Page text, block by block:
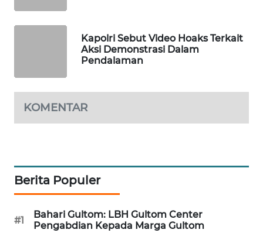
Kapolri Sebut Video Hoaks Terkait
Aksi Demonstrasi Dalam
Pendalaman
KOMENTAR
Berita Populer
#1
Bahari Gultom: LBH Gultom Center
Pengabdian Kepada Marga Gultom
FORWAMKI
ALPERKLINAS
TAMBANG
NEWS
SITUNGIR
NEWS